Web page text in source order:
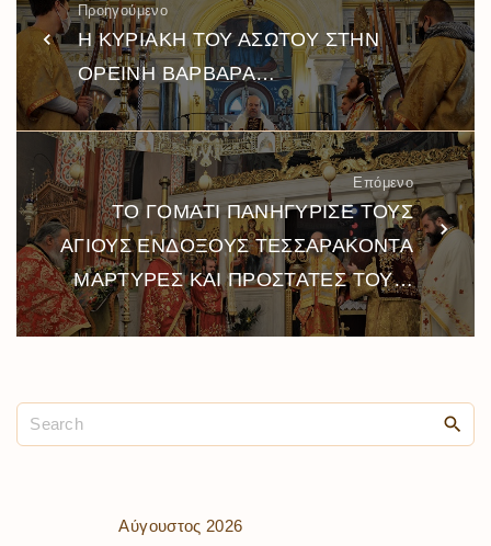
Προηγούμενο
Η ΚΥΡΙΑΚΗ ΤΟΥ ΑΣΩΤΟΥ ΣΤΗΝ
ΟΡΕΙΝΗ ΒΑΡΒΑΡΑ…
Επόμενο
ΤΟ ΓΟΜΑΤΙ ΠΑΝΗΓΥΡΙΣΕ ΤΟΥΣ
ΑΓΙΟΥΣ ΕΝΔΟΞΟΥΣ ΤΕΣΣΑΡΑΚΟΝΤΑ
ΜΑΡΤΥΡΕΣ ΚΑΙ ΠΡΟΣΤΑΤΕΣ ΤΟΥ…
Αύγουστος 2026